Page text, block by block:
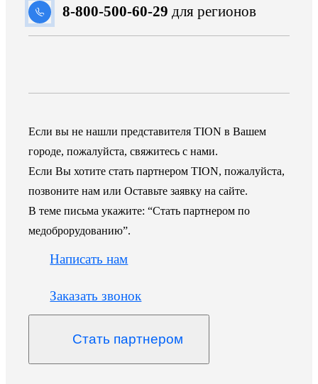
8-800-500-60-29 для регионов
Если вы не нашли представителя TION в Вашем
городе, пожалуйста, свяжитесь с нами.
Если Вы хотите стать партнером TION, пожалуйста,
позвоните нам или Оставьте заявку на сайте.
В теме письма укажите: “Стать партнером по
медоброрудованию”.
Написать нам
Заказать звонок
Стать партнером